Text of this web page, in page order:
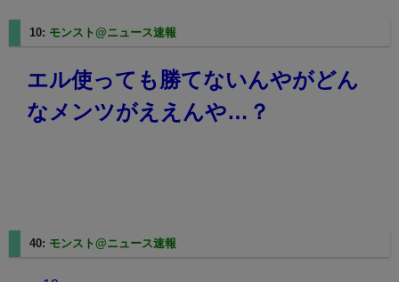
10: モンスト@ニュース速報
エル使っても勝てないんやがどん
なメンツがええんや…？
40: モンスト@ニュース速報